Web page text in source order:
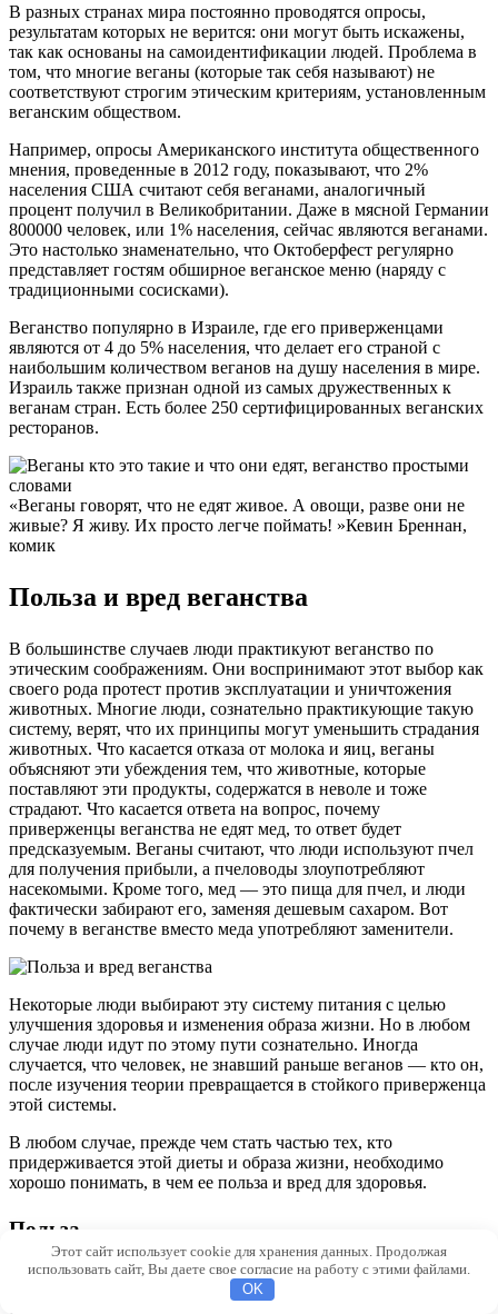
В разных странах мира постоянно проводятся опросы,
результатам которых не верится: они могут быть искажены,
так как основаны на самоидентификации людей. Проблема в
том, что многие веганы (которые так себя называют) не
соответствуют строгим этическим критериям, установленным
веганским обществом.
Например, опросы Американского института общественного
мнения, проведенные в 2012 году, показывают, что 2%
населения США считают себя веганами, аналогичный
процент получил в Великобритании. Даже в мясной Германии
800000 человек, или 1% населения, сейчас являются веганами.
Это настолько знаменательно, что Октоберфест регулярно
представляет гостям обширное веганское меню (наряду с
традиционными сосисками).
Веганство популярно в Израиле, где его приверженцами
являются от 4 до 5% населения, что делает его страной с
наибольшим количеством веганов на душу населения в мире.
Израиль также признан одной из самых дружественных к
веганам стран. Есть более 250 сертифицированных веганских
ресторанов.
«Веганы говорят, что не едят живое. А овощи, разве они не
живые? Я живу. Их просто легче поймать! »Кевин Бреннан,
комик
Польза и вред веганства
В большинстве случаев люди практикуют веганство по
этическим соображениям. Они воспринимают этот выбор как
своего рода протест против эксплуатации и уничтожения
животных. Многие люди, сознательно практикующие такую ​​
систему, верят, что их принципы могут уменьшить страдания
животных. Что касается отказа от молока и яиц, веганы
объясняют эти убеждения тем, что животные, которые
поставляют эти продукты, содержатся в неволе и тоже
страдают. Что касается ответа на вопрос, почему
приверженцы веганства не едят мед, то ответ будет
предсказуемым. Веганы считают, что люди используют пчел
для получения прибыли, а пчеловоды злоупотребляют
насекомыми. Кроме того, мед — это пища для пчел, и люди
фактически забирают его, заменяя дешевым сахаром. Вот
почему в веганстве вместо меда употребляют заменители.
Некоторые люди выбирают эту систему питания с целью
улучшения здоровья и изменения образа жизни. Но в любом
случае люди идут по этому пути сознательно. Иногда
случается, что человек, не знавший раньше веганов — кто он,
после изучения теории превращается в стойкого приверженца
этой системы.
В любом случае, прежде чем стать частью тех, кто
придерживается этой диеты и образа жизни, необходимо
хорошо понимать, в чем ее польза и вред для здоровья.
Польза
Даже дети знают, что фрукты и овощи полезны для здоровья.
Следовательно, такая система питания может быть выгодной.
Этот сайт использует cookie для хранения данных. Продолжая
использовать сайт, Вы даете свое согласие на работу с этими файлами.
OK